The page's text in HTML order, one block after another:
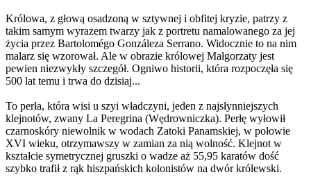
Królowa, z głową osadzoną w sztywnej i obfitej kryzie, patrzy z
takim samym wyrazem twarzy jak z portretu namalowanego za jej
życia przez Bartolomégo Gonzáleza Serrano. Widocznie to na nim
malarz się wzorował. Ale w obrazie królowej Małgorzaty jest
pewien niezwykły szczegół. Ogniwo historii, która rozpoczęła się
500 lat temu i trwa do dzisiaj...
To perła, która wisi u szyi władczyni, jeden z najsłynniejszych
klejnotów, zwany La Peregrina (Wędrowniczka). Perłę wyłowił
czarnoskóry niewolnik w wodach Zatoki Panamskiej, w połowie
XVI wieku, otrzymawszy w zamian za nią wolność. Klejnot w
kształcie symetrycznej gruszki o wadze aż 55,95 karatów dość
szybko trafił z rąk hiszpańskich kolonistów na dwór królewski.